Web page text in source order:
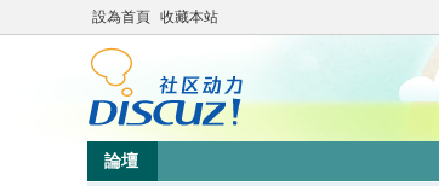
設為首頁 收藏本站
論壇